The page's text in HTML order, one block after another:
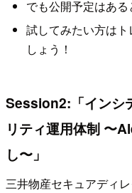
でも公開予定はある
試してみたい方は
しょう！
Session2:「インシ
リティ運用体制 〜
し〜」
三井物産セキュアディ